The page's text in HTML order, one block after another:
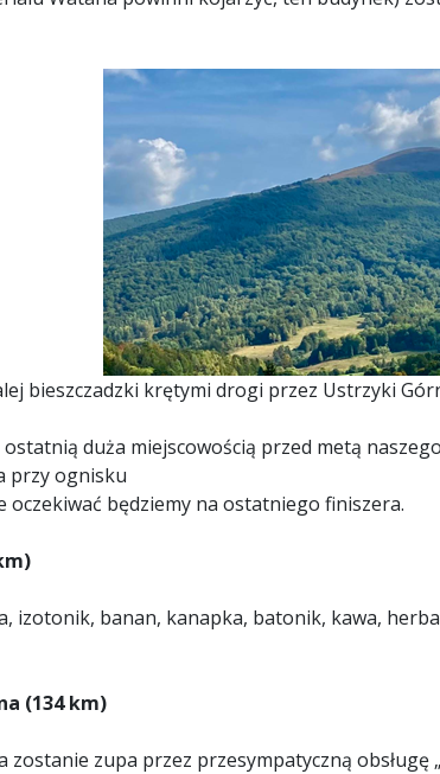
bieszczadzki krętymi drogi przez Ustrzyki
duża miejscowością przed metą
przy ognisku
oczekiwać będziemy na ostatniego finiszera.
izotonik, banan, kanapka, batonik, kawa,
(134 km)
zostanie zupa przez przesympatyczną